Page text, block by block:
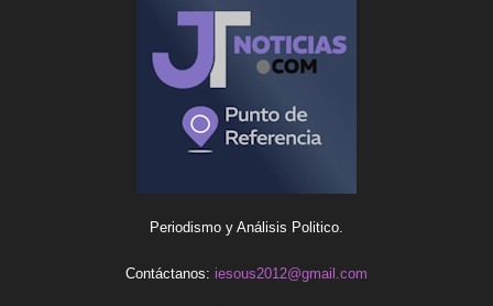
Periodismo y Análisis Politico.
Contáctanos: iesous2012@gmail.com